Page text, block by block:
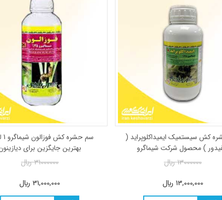
سم حشره کش سیستمیک ایمیداکلوپراید
کنفیدور ) محصول شرکت شیماگرو
13000000ريال
13,000,000ريال
حشره کش سیستمیک استامی پراید SP 20%
شیماگرو 1404
7500000ريال
7,500,000ريال